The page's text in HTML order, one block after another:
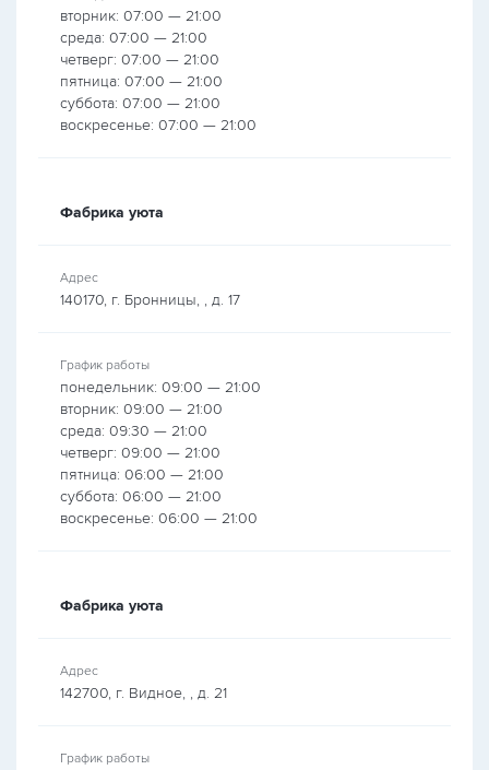
вторник: 07:00 — 21:00
среда: 07:00 — 21:00
четверг: 07:00 — 21:00
пятница: 07:00 — 21:00
суббота: 07:00 — 21:00
воскресенье: 07:00 — 21:00
Фабрика уюта
Адрес
140170, г. Бронницы, , д. 17
График работы
понедельник: 09:00 — 21:00
вторник: 09:00 — 21:00
среда: 09:30 — 21:00
четверг: 09:00 — 21:00
пятница: 06:00 — 21:00
суббота: 06:00 — 21:00
воскресенье: 06:00 — 21:00
Фабрика уюта
Адрес
142700, г. Видное, , д. 21
График работы